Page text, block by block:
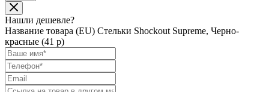
Нашли дешевле?
Название товара (EU) Стельки Shockout Supreme, Черно-
красные (41 р)